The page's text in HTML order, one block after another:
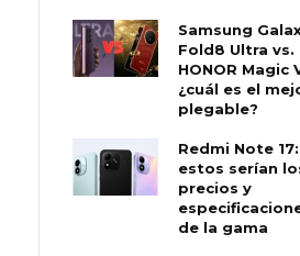
Samsung
Fold8 Ultra vs.
HONOR Magic
¿cuál es el
plegable?
Redmi Note 17:
estos serían
precios y
de la gama